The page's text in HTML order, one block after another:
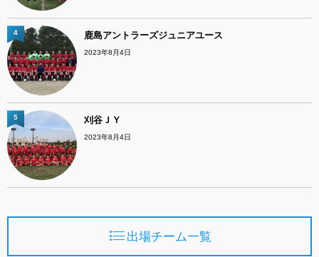
鹿島アントラーズジュニアユース
2023年8月4日
4
刈谷ＪＹ
2023年8月4日
5
出場チーム一覧